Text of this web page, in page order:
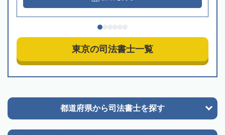
東京の司法書士一覧
都道府県から司法書士を探す